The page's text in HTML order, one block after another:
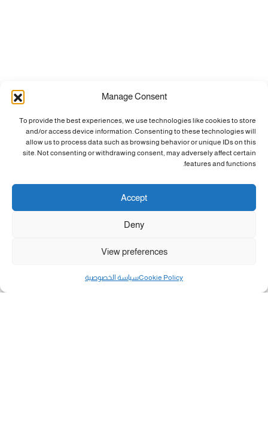
Manage Consent
To provide the best experiences, we use technologies like cookies to store
and/or access device information. Consenting to these technologies will
allow us to process data such as browsing behavior or unique IDs on this
site. Not consenting or withdrawing consent, may adversely affect certain
features and functions.
Accept
Deny
View preferences
Cookie Policyسياسة الخصوصية مال و أعمال